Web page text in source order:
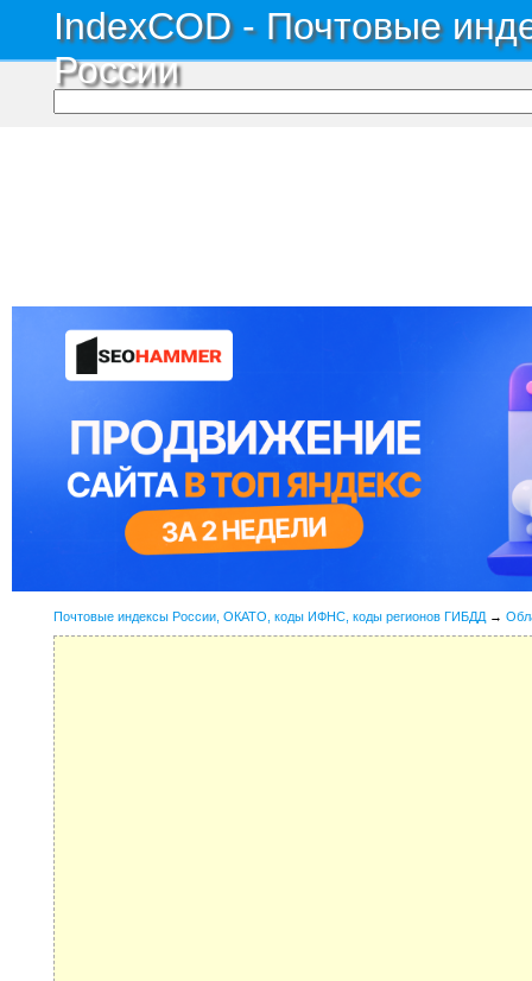
IndexCOD - Почтовые
России
Почтовые индексы России, ОКАТО, коды ИФНС, коды регионов ГИБДД →